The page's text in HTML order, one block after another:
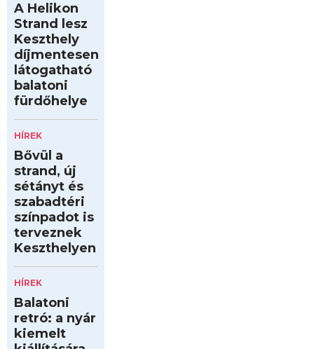
A Helikon
Strand lesz
Keszthely
díjmentesen
látogatható
balatoni
fürdőhelye
HÍREK
Bővül a
strand, új
sétányt és
szabadtéri
színpadot is
terveznek
Keszthelyen
HÍREK
Balatoni
retró: a nyár
kiemelt